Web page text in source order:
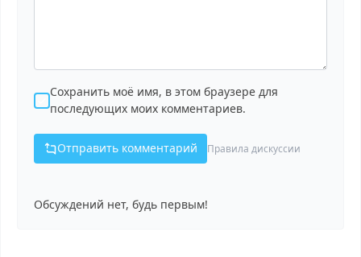
Сохранить моё имя, в этом браузере для
последующих моих комментариев.
Отправить комментарий Правила дискуссии
Обсуждений нет, будь первым!